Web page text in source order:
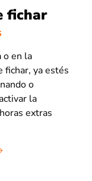
fichar
o en la
fichar, ya estés
o
la
extras